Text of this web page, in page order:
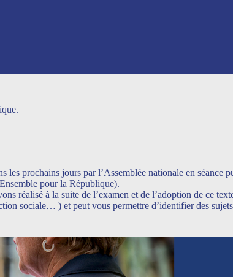
les prochains jours par l’Assemblée nationale en
pour la République).
réalisé à la suite de l’examen et de l’adoption de ce
sociale… ) et peut vous permettre d’identifier des